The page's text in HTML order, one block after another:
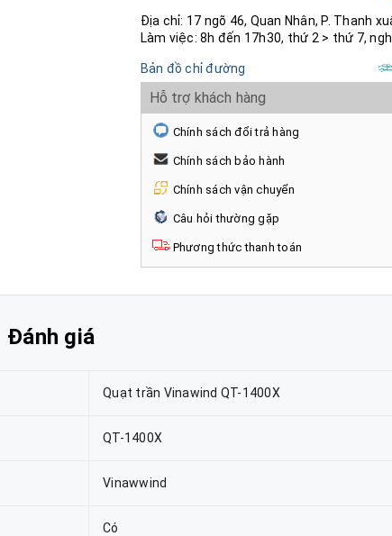
Địa chỉ: 17 ngõ 46, Quan Nhân, P. Thanh
Làm việc: 8h đến 17h30, thứ 2 > thứ 7,
Bản đồ chỉ đường
Hỗ trợ khách hàng
Chính sách đổi trả hàng
Chính sách bảo hành
Chính sách vận chuyển
Câu hỏi thường gặp
Phương thức thanh toán
Đánh giá
Quạt trần Vinawind QT-1400X
QT-1400X
Vinawwind
Có